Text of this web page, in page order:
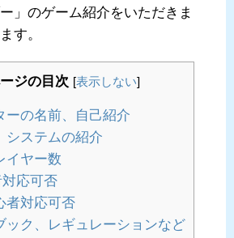
」のゲーム紹介をいただきま
す。
ジの目次 [表示しない]
ーの名前、自己紹介
システムの紹介
イヤー数
応可否
者対応可否
ック、レギュレーションなど